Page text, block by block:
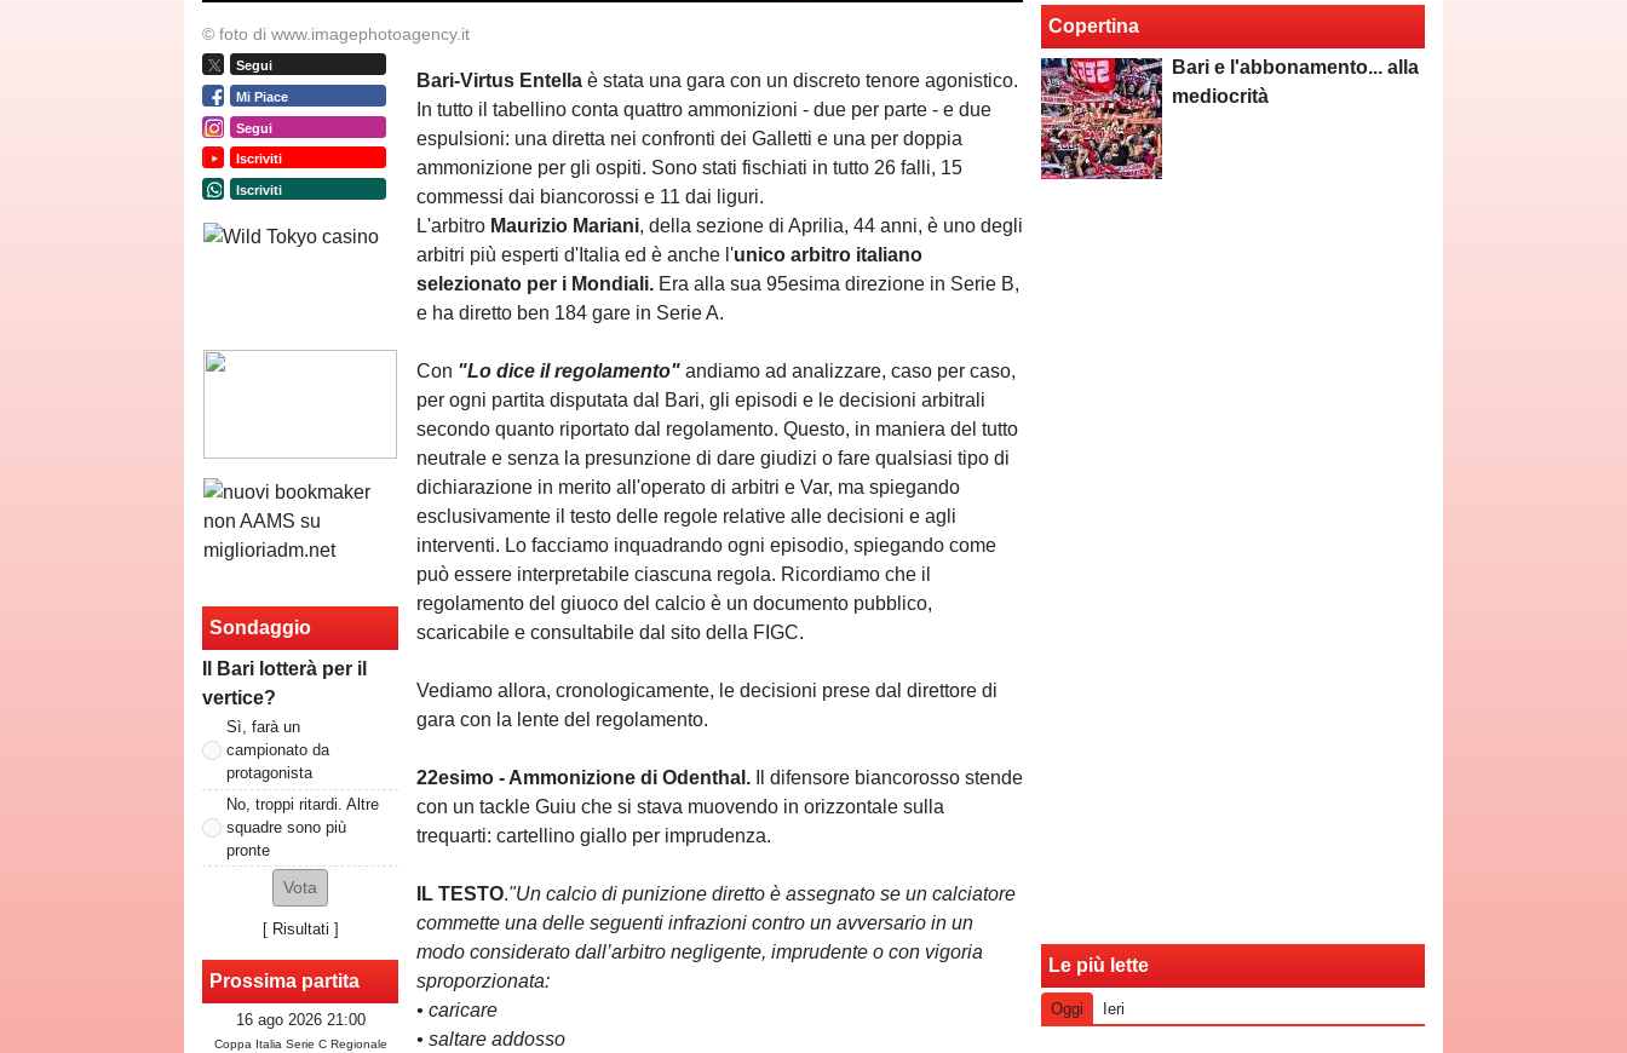
© foto di www.imagephotoagency.it
Segui
Mi Piace
Segui
Iscriviti
Iscriviti
Sondaggio
Il Bari lotterà per il
vertice?
Sì, farà un
campionato da
protagonista
No, troppi ritardi. Altre
squadre sono più
pronte
[ Risultati ]
Prossima partita
16 ago 2026 21:00
Coppa Italia Serie C Regionale
Bari-Virtus Entellaè stata una gara con un discreto tenore agonistico.
In tutto il tabellino conta quattro ammonizioni - due per parte - e due
espulsioni: una diretta nei confronti dei Galletti e una per doppia
ammonizione per gli ospiti. Sono stati fischiati in tutto 26 falli, 15
commessi dai biancorossi e 11 dai liguri.
L'arbitro Maurizio Mariani, della sezione di Aprilia, 44 anni, è uno degli
arbitri più esperti d'Italia ed è anche l'unico arbitro italiano
selezionato per i Mondiali. Era alla sua 95esima direzione in Serie B,
e ha diretto ben 184 gare in Serie A.
Con "Lo dice il regolamento"andiamo ad analizzare, caso per caso,
per ogni partita disputata dal Bari, gli episodi e le decisioni arbitrali
secondo quanto riportato dal regolamento. Questo, in maniera del tutto
neutrale e senza la presunzione di dare giudizi o fare qualsiasi tipo di
dichiarazione in merito all'operato di arbitri e Var, ma spiegando
esclusivamente il testo delle regole relative alle decisioni e agli
interventi. Lo facciamo inquadrando ogni episodio, spiegando come
può essere interpretabile ciascuna regola. Ricordiamo che il
regolamento del giuoco del calcio è un documento pubblico,
scaricabile e consultabile dal sito della FIGC.
Vediamo allora, cronologicamente, le decisioni prese dal direttore di
gara con la lente del regolamento.
22esimo - Ammonizione di Odenthal.
Il difensore biancorosso stende
con un tackle Guiu che si stava muovendo in orizzontale sulla
trequarti: cartellino giallo per imprudenza.
IL TESTO."Un calcio di punizione diretto è assegnato se un calciatore
commette una delle seguenti infrazioni contro un avversario in un
modo considerato dall’arbitro negligente, imprudente o con vigoria
sproporzionata:
• caricare
• saltare addosso
Copertina
Bari e l'abbonamento... alla
mediocrità
Le più lette
Oggi Ieri